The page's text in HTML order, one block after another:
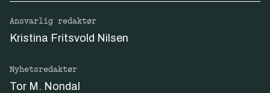
Ansvarlig redaktør
Kristina Fritsvold Nilsen
Nyhetsredaktør
Tor M. Nondal